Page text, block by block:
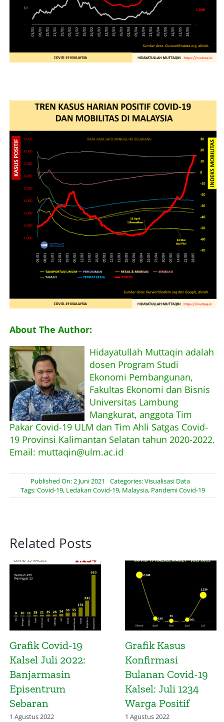
About The Author:
Hidayatullah Muttaqin adalah
dosen Program Studi
Ekonomi Pembangunan,
Fakultas Ekonomi dan Bisnis
Universitas Lambung
Mangkurat, anggota Tim
Pakar Covid-19 ULM dan Tim Ahli Satgas Covid-
19 Provinsi Kalimantan Selatan tahun 2020-2022.
Email: muttaqin@ulm.ac.id
Published On: 2 Juni 2021 Categories:Visualisasi Data
Tags:Covid-19, Ledakan Covid-19, Malaysia, Pandemi Covid-19
Related Posts
Grafik Kematian di
Kalsel Masih
Terjadi Meski
Gelombang
Omicron Melandai
17 Maret 2022
Peta Konsentrasi
Penduduk Hulu
Sungai Utara dan
Sungai Nagara
20 Januari 2023